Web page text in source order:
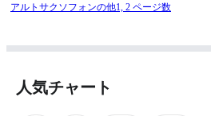
アルトサクソフォンの他1, 2 ページ数
人気チャート